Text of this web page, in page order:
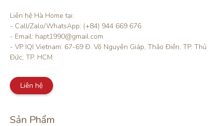
Liên hệ Hà Home tại:
- Call/Zalo/WhatsApp: (+84) 944 669 676
- Email: hapt1990@gmail.com
- VP IQI Vietnam: 67-69 Đ. Võ Nguyên Giáp, Thảo Điền, TP. Thủ
Đức, TP. HCM
Liên hệ
Sản Phẩm